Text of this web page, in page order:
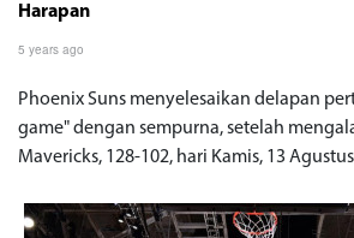
Harapan
5 years ago
Phoenix Suns menyelesaikan delapan
game" dengan sempurna, setelah
Mavericks, 128-102, hari Kamis, 13